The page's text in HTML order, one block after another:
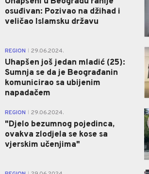
osuđivan: Pozivao na džihad i
veličao Islamsku državu
REGION 29.06.2024.
Uhapšen još jedan mladić (25):
Sumnja se da je Beograđanin
komunicirao sa ubijenim
napadačem
REGION 29.06.2024.
"Djelo bezumnog pojedinca,
ovakva zlodjela se kose sa
vjerskim učenjima"